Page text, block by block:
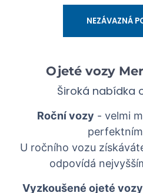
NEZÁVAZNÁ
Ojeté vozy
Široká nabídka
Roční vozy - velmi
U ročního vozu
odpovídá
Vyzkoušené ojeté vozy